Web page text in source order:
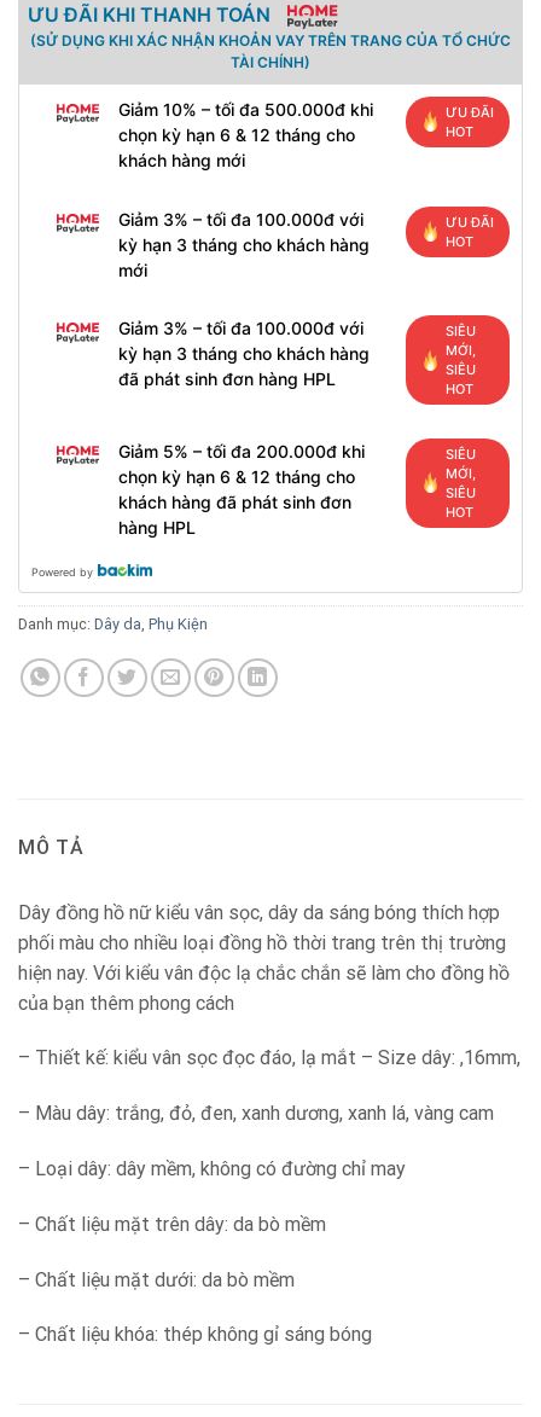
ƯU ĐÃI KHI THANH TOÁN
(SỬ DỤNG KHI XÁC NHẬN KHOẢN VAY TRÊN TRANG CỦA TỔ CHỨC
TÀI CHÍNH)
Giảm 10% – tối đa 500.000đ khi
chọn kỳ hạn 6 & 12 tháng cho
khách hàng mới
ƯU ĐÃI
HOT
Giảm 3% – tối đa 100.000đ với
kỳ hạn 3 tháng cho khách hàng
mới
ƯU ĐÃI
HOT
Giảm 3% – tối đa 100.000đ với
kỳ hạn 3 tháng cho khách hàng
đã phát sinh đơn hàng HPL
SIÊU
MỚI,
SIÊU
HOT
Giảm 5% – tối đa 200.000đ khi
chọn kỳ hạn 6 & 12 tháng cho
khách hàng đã phát sinh đơn
hàng HPL
SIÊU
MỚI,
SIÊU
HOT
Powered by
Danh mục: Dây da Phụ Kiện
MÔ TẢ
Dây đồng hồ nữ kiểu vân sọc, dây da sáng bóng thích hợp
phối màu cho nhiều loại đồng hồ thời trang trên thị trường
hiện nay. Với kiểu vân độc lạ chắc chắn sẽ làm cho đồng hồ
của bạn thêm phong cách
– Thiết kế: kiểu vân sọc đọc đáo, lạ mắt – Size dây: ,16mm,
– Màu dây: trắng, đỏ, đen, xanh dương, xanh lá, vàng cam
– Loại dây: dây mềm, không có đường chỉ may
– Chất liệu mặt trên dây: da bò mềm
– Chất liệu mặt dưới: da bò mềm
– Chất liệu khóa: thép không gỉ sáng bóng